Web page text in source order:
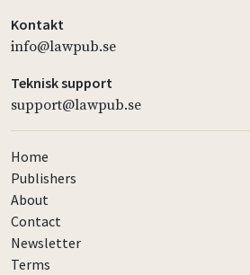
Kontakt
info@lawpub.se
Teknisk support
support@lawpub.se
Home
Publishers
About
Contact
Newsletter
Terms